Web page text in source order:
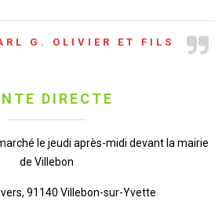
G. OLIVIER ET FILS
DIRECTE
le jeudi après-midi devant la mairie
de Villebon
91140 Villebon-sur-Yvette